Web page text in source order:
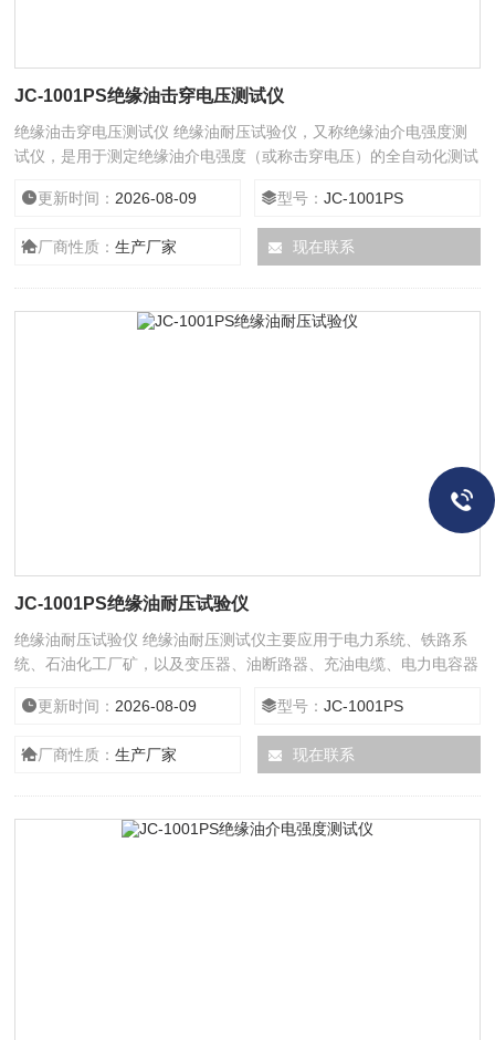
JC-1001PS绝缘油击穿电压测试仪
绝缘油击穿电压测试仪 绝缘油耐压试验仪，又称绝缘油介电强度测
试仪，是用于测定绝缘油介电强度（或称击穿电压）的全自动化测试
507-86，电力行业标准DL/T 846.7-2004、DL429.9-91及国际标准
IEC 60156（或IEC 156）《绝缘油介电强度测定法》的要求；绝缘
油耐压试验仪主要应用于电力系统
更新时间： 2026-08-09 型号：JC-1001PS
厂商性质：生产厂家 现在联系
JC-1001PS绝缘油耐压试验仪
绝缘油耐压试验仪 绝缘油耐压测试仪主要应用于电力系统、铁路系
统、石油化工厂矿，以及变压器、油断路器、充油电缆、电力电容器
缘油因受到氧气、高温、高湿、阳光、强电场和杂质作用而导致的性
能劣化，是保障高压电气设备安全运行的重要常规试验
更新时间： 2026-08-09 型号：JC-1001PS
厂商性质：生产厂家 现在联系